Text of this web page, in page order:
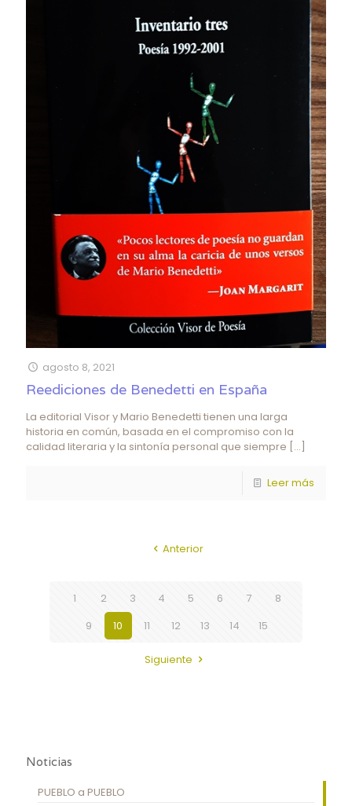
agosto 8, 2021
Reediciones de Benedetti en España
La editorial Visor y Mario Benedetti tienen una larga
historia en común, basada en el compromiso con la
calidad literaria y la sintonía personal que siempre […]
Leer más
Anterior
1 2 3 4 5 6 7
8
9
10 11 12 13 14 15
Siguiente
Noticias
PUEBLO a PUEBLO